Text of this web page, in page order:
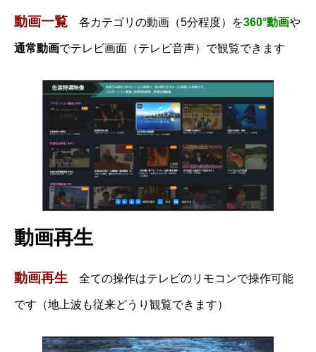
動画一覧 各カテゴリの動画（5分程度）を360°動画や
通常動画でテレビ画面（テレビ音声）で観覧できます
動画再生
動画再生 全ての操作はテレビのリモコンで操作可能
です（地上波も従来どうり観覧できます）